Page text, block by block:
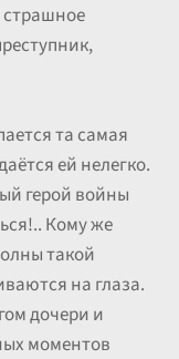
страшное
та самая
ей нелегко.
герой войны
Кому же
такой
на глаза.
дочери и
моментов